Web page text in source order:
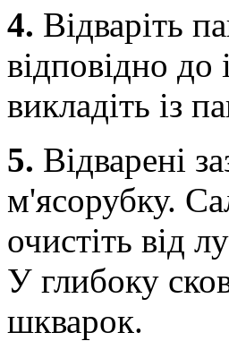
4. Відваріть
відповідно
викладіть із
5. Відварені
м'ясорубку.
очистіть від
У глибоку
шкварок.